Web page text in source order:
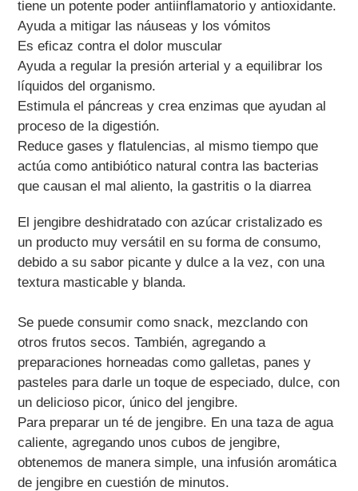
a
tu
carrito
de
compra
tiene un potente poder antiinflamatorio y antioxidante.
Ayuda a mitigar las náuseas y los vómitos
Es eficaz contra el dolor muscular
Ayuda a regular la presión arterial y a equilibrar los
líquidos del organismo.
Estimula el páncreas y crea enzimas que ayudan al
proceso de la digestión.
Reduce gases y flatulencias, al mismo tiempo que
actúa como antibiótico natural contra las bacterias
que causan el mal aliento, la gastritis o la diarrea
El jengibre deshidratado con azúcar cristalizado es
un producto muy versátil en su forma de consumo,
debido a su sabor picante y dulce a la vez, con una
textura masticable y blanda.
Se puede consumir como snack, mezclando con
otros frutos secos. También, agregando a
preparaciones horneadas como galletas, panes y
pasteles para darle un toque de especiado, dulce, con
un delicioso picor, único del jengibre.
Para preparar un té de jengibre. En una taza de agua
caliente, agregando unos cubos de jengibre,
obtenemos de manera simple, una infusión aromática
de jengibre en cuestión de minutos.